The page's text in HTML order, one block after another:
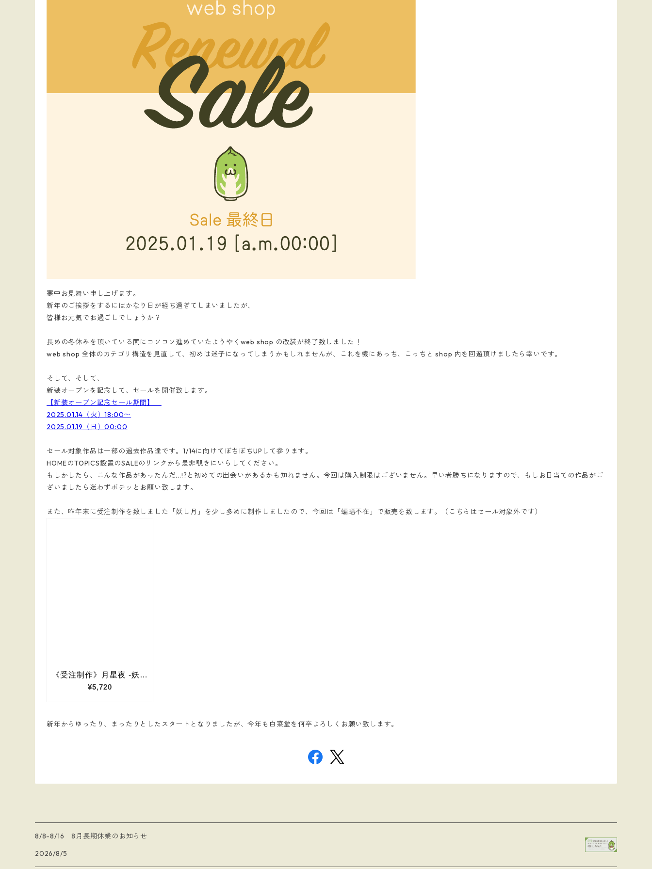
寒中お見舞い申し上げます。
新年のご挨拶をするにはかなり日が経ち過ぎてしまいましたが、
皆様お元気でお過ごしでしょうか？
長めの冬休みを頂いている間にコソコソ進めていたようやくweb shop の改装が終了致しました！
web shop 全体のカテゴリ構造を見直して、初めは迷子になってしまうかもしれませんが、これを機にあっち、こっちと shop 内を回遊頂けましたら幸いです。
そして、そして、
新装オープンを記念して、セールを開催致します。
【新装オープン記念セール期間】
2025.01.14（火）18:00〜
2025.01.19（日）00:00
セール対象作品は一部の過去作品達です。1/14に向けてぼちぼちUPして参ります。
HOMEのTOPICS設置のSALEのリンクから是非覗きにいらしてください。
もしかしたら、こんな作品があったんだ...!?と初めての出会いがあるかも知れません。今回は購入制限はございません。早い者勝ちになりますので、もしお目当ての作品がご
ざいましたら迷わずポチッとお願い致します。
また、昨年末に受注制作を致しました「妖し月」を少し多めに制作しましたので、今回は「蝙蝠不在」で販売を致します。（こちらはセール対象外です）
新年からゆったり、まったりとしたスタートとなりましたが、今年も白菜堂を何卒よろしくお願い致します。
8/8-8/16 8月長期休業のお知らせ
2026/8/5